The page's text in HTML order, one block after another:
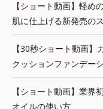
【ショート動画】軽め
肌に仕上げる新発売の
【30秒ショート動画
クッションファンデー
【ショート動画】業
オイルの使い方